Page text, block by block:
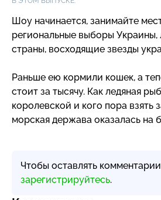
Шоу начинается, занимайте
региональные выборы
страны, восходящие звезды
Раньше ею кормили кошек, а
стоит за тысячу. Как ледяная
королевской и кого пора взять
морская держава оказалась на
Чтобы оставлять
зарегистрируйтесь.